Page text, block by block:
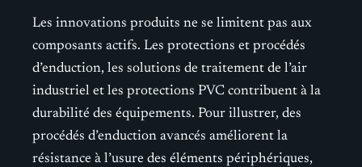
Les innovations produits ne se limitent pas aux
composants actifs. Les protections et procédés
d’enduction, les solutions de traitement de l’air
industriel et les protections PVC contribuent à la
durabilité des équipements. Pour illustrer, des
procédés d’enduction avancés améliorent la
résistance à l’usure des éléments périphériques,